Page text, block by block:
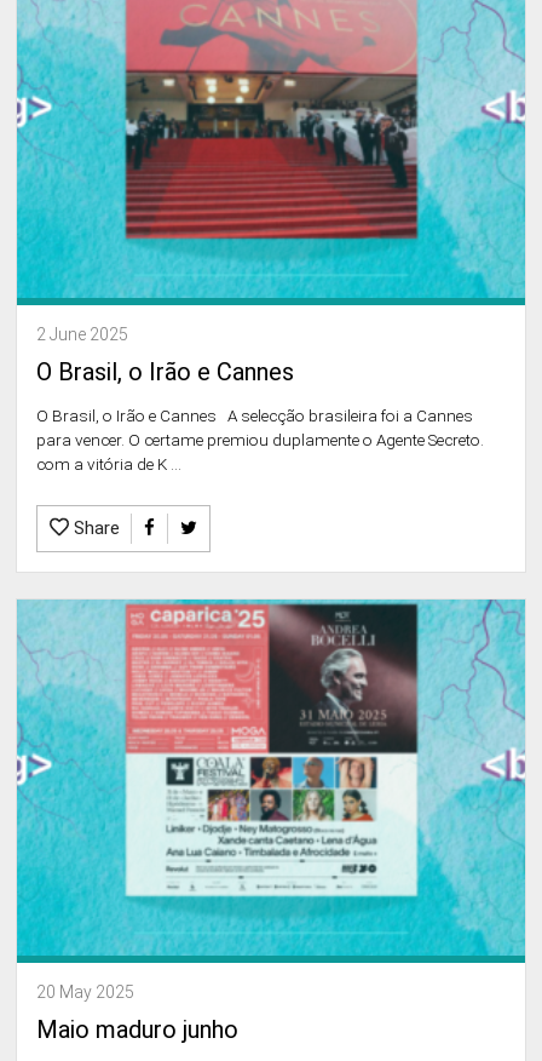
2 June 2025
O Brasil, o Irão e Cannes
O Brasil, o Irão e Cannes A selecção brasileira foi a Cannes
para vencer. O certame premiou duplamente o Agente Secreto.
com a vitória de K ...
Share
20 May 2025
Maio maduro junho